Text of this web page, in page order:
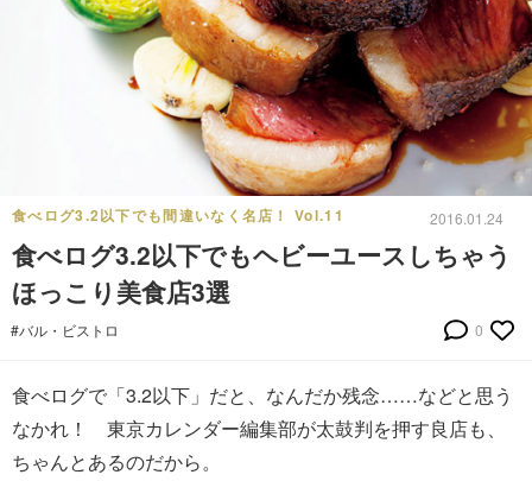
食べログ3.2以下でも間違いなく名店！ Vol.11 2016.01.24
食べログ3.2以下でもヘビーユースしちゃう
ほっこり美食店3選
#バル・ビストロ 0
食べログで「3.2以下」だと、なんだか残念……などと思う
なかれ！ 東京カレンダー編集部が太鼓判を押す良店も、
ちゃんとあるのだから。